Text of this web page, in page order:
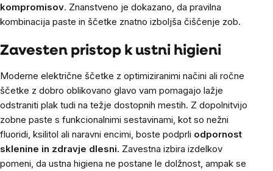
kompromisov. Znanstveno je dokazano, da pravilna
kombinacija paste in ščetke znatno izboljša čiščenje zob.
Zavesten pristop k ustni higieni
Moderne električne ščetke z optimiziranimi načini ali ročne
ščetke z dobro oblikovano glavo vam pomagajo lažje
odstraniti plak tudi na težje dostopnih mestih. Z dopolnitvijo
zobne paste s funkcionalnimi sestavinami, kot so nežni
fluoridi, ksilitol ali naravni encimi, boste podprli odpornost
sklenine in zdravje dlesni. Zavestna izbira izdelkov
pomeni, da ustna higiena ne postane le dolžnost, ampak se